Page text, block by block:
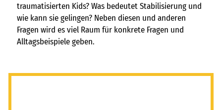
karriere
kontakt
FAIRMILIE
traumatisierten Kids? Was bedeutet Stabilisierung und
wie kann sie gelingen? Neben diesen und anderen
Fragen wird es viel Raum für konkrete Fragen und
Alltagsbeispiele geben.